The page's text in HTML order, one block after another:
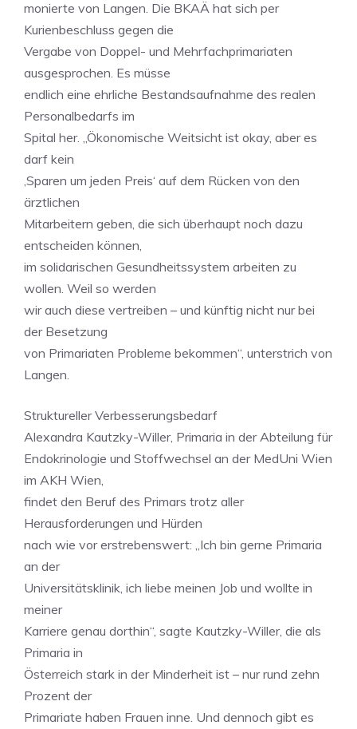
monierte von Langen. Die BKAÄ hat sich per
Kurienbeschluss gegen die
Vergabe von Doppel- und Mehrfachprimariaten
ausgesprochen. Es müsse
endlich eine ehrliche Bestandsaufnahme des realen
Personalbedarfs im
Spital her. „Ökonomische Weitsicht ist okay, aber es
darf kein
‚Sparen um jeden Preis‘ auf dem Rücken von den
ärztlichen
Mitarbeitern geben, die sich überhaupt noch dazu
entscheiden können,
im solidarischen Gesundheitssystem arbeiten zu
wollen. Weil so werden
wir auch diese vertreiben – und künftig nicht nur bei
der Besetzung
von Primariaten Probleme bekommen“, unterstrich von
Langen.
Struktureller Verbesserungsbedarf
Alexandra Kautzky-Willer, Primaria in der Abteilung für
Endokrinologie und Stoffwechsel an der MedUni Wien
im AKH Wien,
findet den Beruf des Primars trotz aller
Herausforderungen und Hürden
nach wie vor erstrebenswert: „Ich bin gerne Primaria
an der
Universitätsklinik, ich liebe meinen Job und wollte in
meiner
Karriere genau dorthin“, sagte Kautzky-Willer, die als
Primaria in
Österreich stark in der Minderheit ist – nur rund zehn
Prozent der
Primariate haben Frauen inne. Und dennoch gibt es